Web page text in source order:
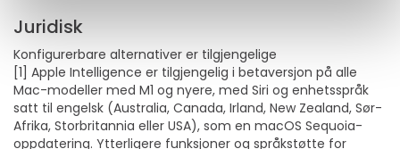
Juridisk
Konfigurerbare alternativer er tilgjengelige
[1] Apple Intelligence er tilgjengelig i betaversjon på alle
Mac-modeller med M1 og nyere, med Siri og enhetsspråk
satt til engelsk (Australia, Canada, Irland, New Zealand, Sør-
Afrika, Storbritannia eller USA), som en macOS Sequoia-
oppdatering. Ytterligere funksjoner og språkstøtte for